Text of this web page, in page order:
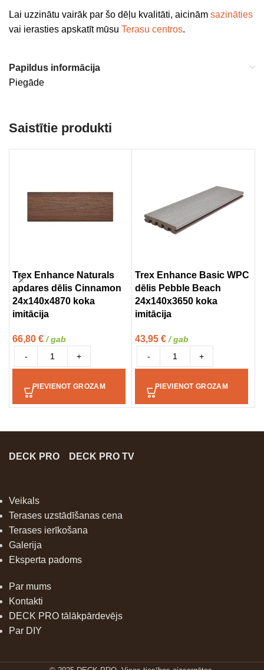
Lai uzzinātu vairāk par šo dēļu kvalitāti, aicinām sazināties
vai ierasties apskatīt mūsu Terasu centros.
Papildus informācija
Piegāde
Saistītie produkti
Trex Enhance Naturals
apdares dēlis Cinnamon
24x140x4870 koka
imitācija
66,80 € / gab
-
+
PIEVIENOT GROZAM
Trex Enhance Basic WPC
dēlis Pebble Beach
24x140x3650 koka
imitācija
43,95 € / gab
-
+
PIEVIENOT GROZAM
DECK PRO DECK PRO TV
Veikals
Terases uzstādīšanas cena
Terases ierīkošana
Galerija
Eksperta padoms
Par mums
Kontakti
DECK PRO tālākpārdevējs
Par DIY